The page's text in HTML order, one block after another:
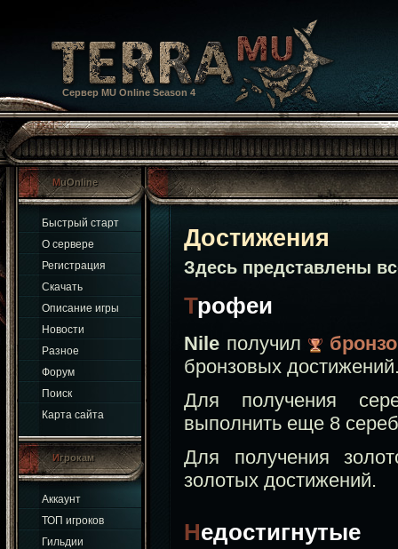
Сервер MU Online Season 4
MuOnline
Быстрый старт
О сервере
Регистрация
Скачать
Описание игры
Новости
Разное
Форум
Поиск
Карта сайта
Игрокам
Аккаунт
ТОП игроков
Гильдии
Достижения
Здесь представлены
Трофеи
Nile получил
бронзовых
Для получения
выполнить еще 8
Для получения
золотых достижений.
Недостигнутые